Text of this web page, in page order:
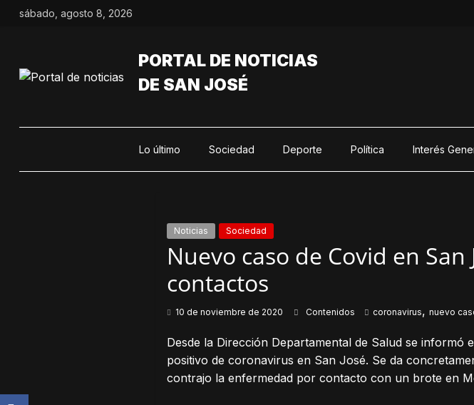
Saltarsábado, agosto 8, 2026
PORTAL DE NOTICIAS
DE SAN JOSÉ
Lo último Sociedad Deporte Política Interés
Noticias Sociedad
Nuevo caso de Covid en
contactos
10 de noviembre de 2020 Contenidos coronavirus,nuevo
Desde la Dirección Departamental de Salud se
positivo de coronavirus en San José. Se da
contrajo la enfermedad por contacto con un brote en